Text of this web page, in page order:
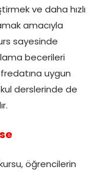
ve daha hızlı
amacıyla
sayesinde
becerileri
uygun
derslerinde de
öğrencilerin